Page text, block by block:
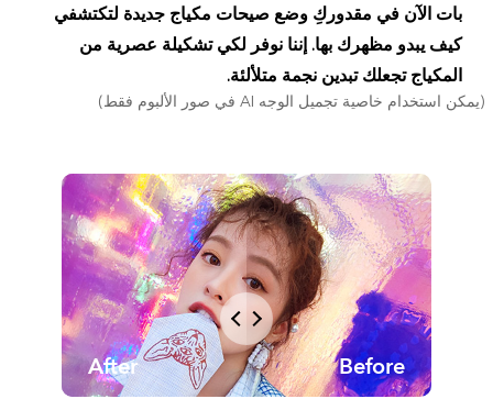
بات الآن في مقدوركِ وضع صيحات مكياج جديدة لتكتشفي
كيف يبدو مظهرك بها. إننا نوفر لكي تشكيلة عصرية من
المكياج تجعلك تبدين نجمة متلألئة.
(يمكن استخدام خاصية تجميل الوجه AI في صور الألبوم فقط)
Before
After